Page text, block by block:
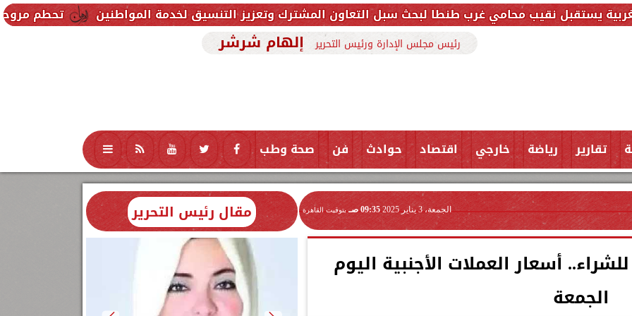
تحطم مروحية أثناء مكافحة محامي غرب طنطا لبحث سبل التعاون المشترك وتعزيز التنسيق لخدمة المواطنين
رئيس مجلس الإدارة ورئيس التحرير إلهام شرشر
تقارير رياضة خارجي اقتصاد حوادث فن صحة وطب تكنولوجيا منوعات محافظات
الجمعة، 3 يناير 2025 09:35 صـ بتوقيت القاهرة
يسجل 50.70 جنيه للشراء.. أسعار العملات الأجنبية اليوم
الجمعة
مقال رئيس التحرير